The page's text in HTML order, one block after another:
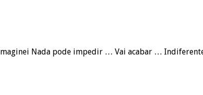
imaginei Nada pode impedir … Vai acabar …